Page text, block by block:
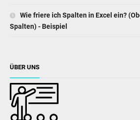
Wie friere ich Spalten in Excel ein?
Spalten) - Beispiel
ÜBER UNS